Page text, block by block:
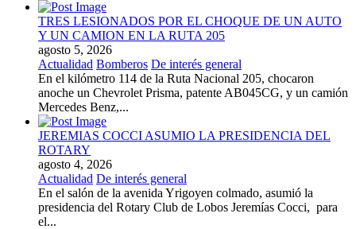
TRES LESIONADOS POR EL CHOQUE DE UN AUTO
Y UN CAMION EN LA RUTA 205
agosto 5, 2026
Actualidad Bomberos De interés general
En el kilómetro 114 de la Ruta Nacional 205, chocaron
anoche un Chevrolet Prisma, patente AB045CG, y un camión
Mercedes Benz,...
JEREMIAS COCCI ASUMIO LA PRESIDENCIA DEL
ROTARY
agosto 4, 2026
Actualidad De interés general
En el salón de la avenida Yrigoyen colmado, asumió la
presidencia del Rotary Club de Lobos Jeremías Cocci, para
el...